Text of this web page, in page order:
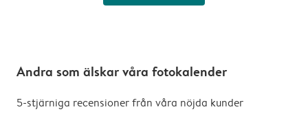
Andra som älskar våra fotokalender
5-stjärniga recensioner från våra nöjda kunder